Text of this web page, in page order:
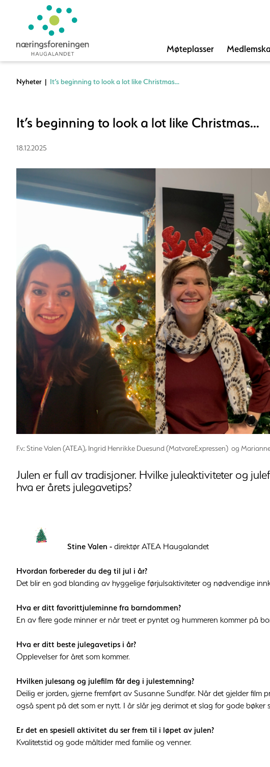
Møteplasser
Nyheter | It’s beginning to look a lot like Christmas...
It’s beginning to look a lot like Christmas...
18.12.2025
F.v.: Stine Valen (ATEA), Ingrid Henrikke Duesund (MatvareExpressen) og
Julen er full av tradisjoner. Hvilke juleaktiviteter og
hva er årets julegavetips?
Stine Valen - direktør ATEA Haugalandet
Hvordan forbereder du deg til jul i år?
Det blir en god blanding av hyggelige førjulsaktiviteter og nødvendige
Hva er ditt favorittjuleminne fra barndommen?
En av flere gode minner er når treet er pyntet og hummeren kommer på
Hva er ditt beste julegavetips i år?
Opplevelser for året som kommer.
Hvilken julesang og julefilm får deg i julestemning?
Deilig er jorden, gjerne fremført av Susanne Sundfør. Når det gjelder film
også spent på det som er nytt. I år slår jeg derimot et slag for gode bøker
Er det en spesiell aktivitet du ser frem til i løpet av julen?
Kvalitetstid og gode måltider med familie og venner.